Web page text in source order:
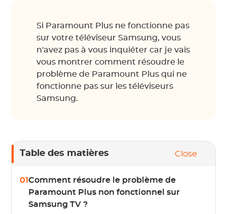
Si Paramount Plus ne fonctionne pas
sur votre téléviseur Samsung, vous
n'avez pas à vous inquiéter car je vais
vous montrer comment résoudre le
problème de Paramount Plus qui ne
fonctionne pas sur les téléviseurs
Samsung.
Table des matières Close
01Comment résoudre le problème de
Paramount Plus non fonctionnel sur
Samsung TV ?